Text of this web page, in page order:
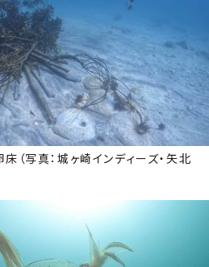
（写真：城ヶ崎インディーズ・矢北